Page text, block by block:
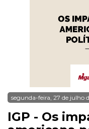
segunda-feira, 27 de julho
IGP - Os